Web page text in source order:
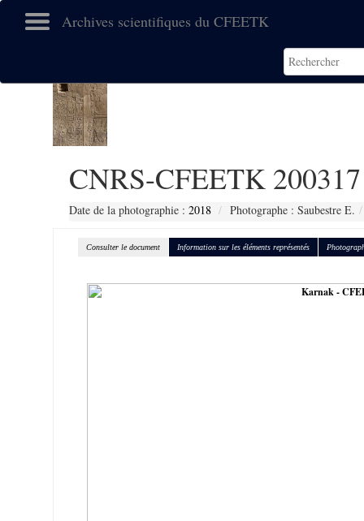
Archives scientifiques du CFEETK
CNRS-CFEETK 200317
Date de la photographie : 2018 Photographe : Saubestre E.
Consulter le document Information sur les éléments représentés